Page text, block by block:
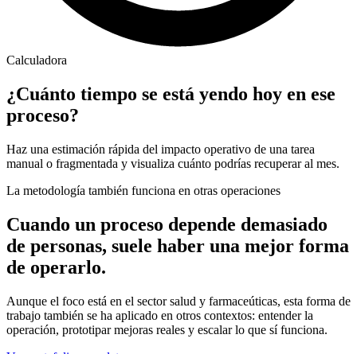
Calculadora
¿Cuánto tiempo se está yendo hoy en ese
proceso?
Haz una estimación rápida del impacto operativo de una tarea
manual o fragmentada y visualiza cuánto podrías recuperar al mes.
La metodología también funciona en otras operaciones
Cuando un proceso depende demasiado
de personas, suele haber una mejor forma
de operarlo.
Aunque el foco está en el sector salud y farmaceúticas, esta forma de
trabajo también se ha aplicado en otros contextos: entender la
operación, prototipar mejoras reales y escalar lo que sí funciona.